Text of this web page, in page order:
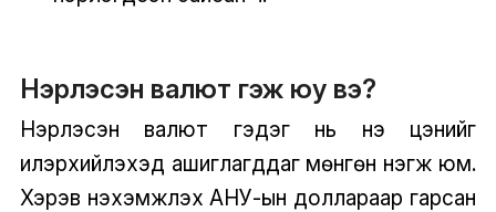
Нэрлэсэн валют гэж юу вэ?
Нэрлэсэн валют гэдэг нь үнэ цэнийг
илэрхийлэхэд ашиглагддаг мөнгөн нэгж юм.
Хэрэв нэхэмжлэх АНУ-ын доллараар гарсан